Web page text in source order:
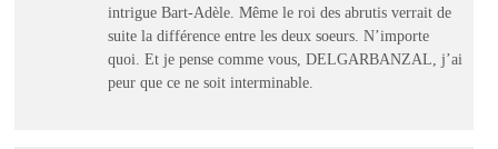
intrigue Bart-Adèle. Même le roi des abrutis verrait de
suite la différence entre les deux soeurs. N’importe
quoi. Et je pense comme vous, DELGARBANZAL, j’ai
peur que ce ne soit interminable.